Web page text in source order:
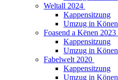
Weltall 2024
Kappensitzung
Umzug in Könen
Foasend a Kënen 2023
Kappensitzung
Umzug in Könen
Fabelwelt 2020
Kappensitzung
Umzug in Könen